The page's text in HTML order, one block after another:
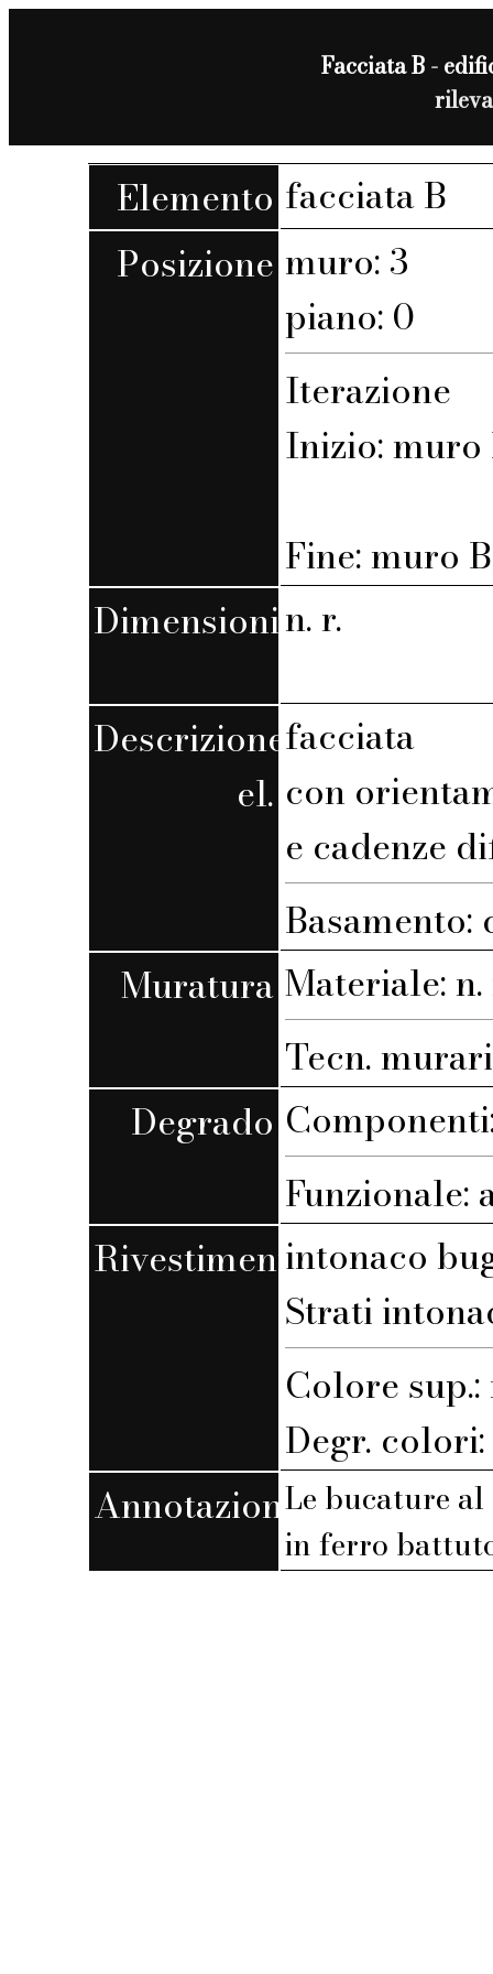
Facciata B -
Elemento facciata B
Posizione muro: 3
piano: 0
Iterazione
Inizio: muro
Fine: muro
Dimensionin. r.
Descrizione
el.
facciata
con
e cadenze
Muratura Materiale: n.
Tecn.
Degrado
Funzionale:
Rivestimentointonaco
Strati
Colore
Degr.
AnnotazioniLe bucature
in ferro